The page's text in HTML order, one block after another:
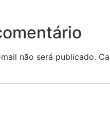
não será publicado.